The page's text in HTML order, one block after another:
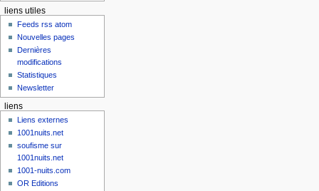
liens utiles
Feeds rss atom
Nouvelles pages
Dernières
modifications
Statistiques
Newsletter
liens
Liens externes
1001nuits.net
soufisme sur
1001nuits.net
1001-nuits.com
OR Editions